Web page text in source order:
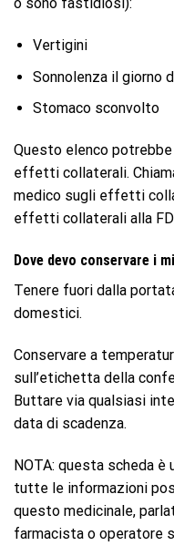
o sono fastidiosi):
Vertigini
Sonnolenza il giorno
Stomaco sconvolto
Questo elenco
effetti collaterali.
medico sugli effetti
effetti collaterali alla
Dove devo conservare i
Tenere fuori dalla
domestici.
Conservare a
sull’etichetta della
Buttare via qualsiasi
data di scadenza.
NOTA: questa scheda è
tutte le informazioni
questo medicinale,
farmacista o operatore